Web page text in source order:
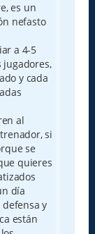
es un
nefasto
a 4-5
jugadores,
y cada
al
si
se
quieres
día
y
están